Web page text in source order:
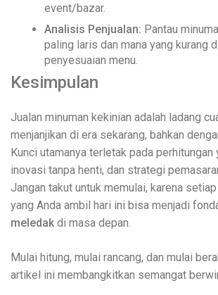
event/bazar.
Analisis Penjualan: Pantau
paling laris dan mana yang kurang
penyesuaian menu.
Kesimpulan
Jualan minuman kekinian adalah ladang
menjanjikan di era sekarang, bahkan
Kunci utamanya terletak pada perhitungan
inovasi tanpa henti, dan strategi
Jangan takut untuk memulai, karena
yang Anda ambil hari ini bisa menjadi
meledak di masa depan.
Mulai hitung, mulai rancang, dan mulai
artikel ini membangkitkan semangat